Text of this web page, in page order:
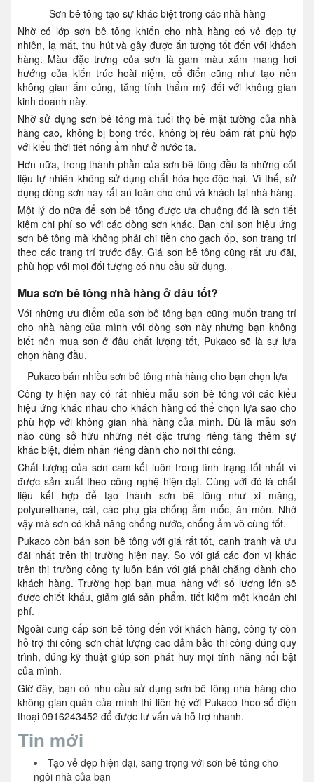
Sơn bê tông tạo sự khác biệt trong các nhà hàng
Nhờ có lớp sơn bê tông khiến cho nhà hàng có vẻ đẹp tự
nhiên, lạ mắt, thu hút và gây được ấn tượng tốt đến với khách
hàng. Màu đặc trưng của sơn là gam màu xám mang hơi
hướng của kiến trúc hoài niệm, cổ điển cũng như tạo nên
không gian ấm cúng, tăng tính thẩm mỹ đối với không gian
kinh doanh này.
Nhờ sử dụng sơn bê tông mà tuổi thọ bề mặt tường của nhà
hàng cao, không bị bong tróc, không bị rêu bám rất phù hợp
với kiểu thời tiết nóng ẩm như ở nước ta.
Hơn nữa, trong thành phần của sơn bê tông đều là những cốt
liệu tự nhiên không sử dụng chất hóa học độc hại. Vì thế, sử
dụng dòng sơn này rất an toàn cho chủ và khách tại nhà hàng.
Một lý do nữa để sơn bê tông được ưa chuộng đó là sơn tiết
kiệm chi phí so với các dòng sơn khác. Bạn chỉ sơn hiệu ứng
sơn bê tông mà không phải chi tiền cho gạch ốp, sơn trang trí
theo các trang trí trước đây. Giá sơn bê tông cũng rất ưu đãi,
phù hợp với mọi đối tượng có nhu cầu sử dụng.
Mua sơn bê tông nhà hàng ở đâu tốt?
Với những ưu điểm của sơn bê tông bạn cũng muốn trang trí
cho nhà hàng của mình với dòng sơn này nhưng bạn không
biết nên mua sơn ở đâu chất lượng tốt, Pukaco sẽ là sự lựa
chọn hàng đầu.
Pukaco bán nhiều sơn bê tông nhà hàng cho bạn chọn lựa
Công ty hiện nay có rất nhiều mẫu sơn bê tông với các kiểu
hiệu ứng khác nhau cho khách hàng có thể chọn lựa sao cho
phù hợp với không gian nhà hàng của mình. Dù là mẫu sơn
nào cũng sở hữu những nét đặc trưng riêng tăng thêm sự
khác biệt, điểm nhấn riêng dành cho nơi thi công.
Chất lượng của sơn cam kết luôn trong tình trạng tốt nhất vì
được sản xuất theo công nghệ hiện đại. Cùng với đó là chất
liệu kết hợp để tạo thành sơn bê tông như xi măng,
polyurethane, cát, các phụ gia chống ẩm mốc, ăn mòn. Nhờ
vậy mà sơn có khả năng chống nước, chống ẩm vô cùng tốt.
Pukaco còn bán sơn bê tông với giá rất tốt, cạnh tranh và ưu
đãi nhất trên thị trường hiện nay. So với giá các đơn vị khác
trên thị trường công ty luôn bán với giá phải chăng dành cho
khách hàng. Trường hợp bạn mua hàng với số lượng lớn sẽ
được chiết khấu, giảm giá sản phẩm, tiết kiệm một khoản chi
phí.
Ngoài cung cấp sơn bê tông đến với khách hàng, công ty còn
hỗ trợ thi công sơn chất lượng cao đảm bảo thi công đúng quy
trình, đúng kỹ thuật giúp sơn phát huy mọi tính năng nổi bật
của mình.
Giờ đây, bạn có nhu cầu sử dụng sơn bê tông nhà hàng cho
không gian quán của mình thì liên hệ với Pukaco theo số điện
thoại 0916243452 để được tư vấn và hỗ trợ nhanh.
Tin mới
Tạo vẻ đẹp hiện đại, sang trọng với sơn bê tông cho
ngôi nhà của bạn